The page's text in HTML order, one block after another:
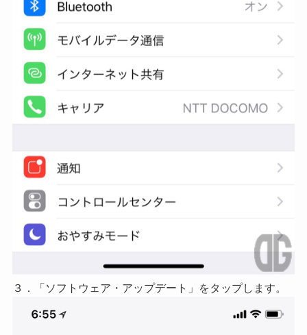
３．「ソフトウェア・アップデート」をタップします。